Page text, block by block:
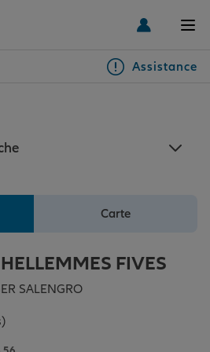
Assistance
Carte
FIVES
SALENGRO
5